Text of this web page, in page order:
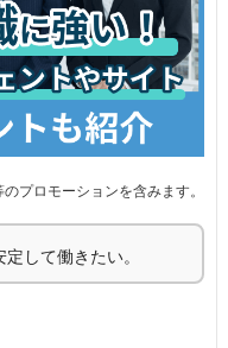
して働きたい。